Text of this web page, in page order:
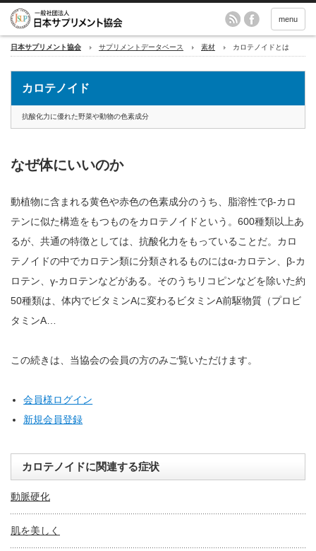
menu
日本サプリメント協会 サプリメントデータベース 素材 カロテノイドとは
カロテノイド
抗酸化力に優れた野菜や動物の色素成分
なぜ体にいいのか
動植物に含まれる黄色や赤色の色素成分のうち、脂溶性でβ-カロ
テンに似た構造をもつものをカロテノイドという。600種類以上あ
るが、共通の特徴としては、抗酸化力をもっていることだ。カロ
テノイドの中でカロテン類に分類されるものにはα-カロテン、β-カ
ロテン、γ-カロテンなどがある。そのうちリコピンなどを除いた約
50種類は、体内でビタミンAに変わるビタミンA前駆物質（プロビ
タミンA…
この続きは、当協会の会員の方のみご覧いただけます。
会員様ログイン
新規会員登録
カロテノイドに関連する症状
動脈硬化
肌を美しく